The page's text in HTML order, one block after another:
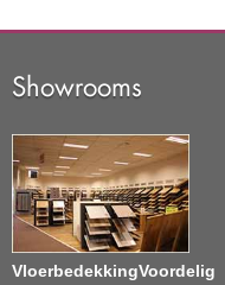
Showrooms
VloerbedekkingVoordelig